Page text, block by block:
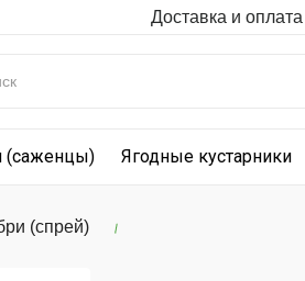
Доставка и оплата
(саженцы) Ягодные кустарники
(спрей)